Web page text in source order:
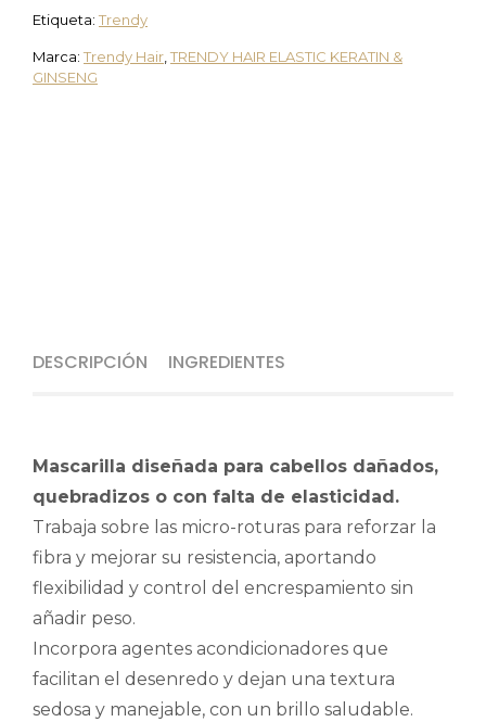
Etiqueta: Trendy
Marca: Trendy Hair TRENDY HAIR ELASTIC KERATIN &
GINSENG
DESCRIPCIÓN INGREDIENTES
Mascarilla diseñada para cabellos dañados,
quebradizos o con falta de elasticidad.
Trabaja sobre las micro-roturas para reforzar la
fibra y mejorar su resistencia, aportando
flexibilidad y control del encrespamiento sin
añadir peso.
Incorpora agentes acondicionadores que
facilitan el desenredo y dejan una textura
sedosa y manejable, con un brillo saludable.